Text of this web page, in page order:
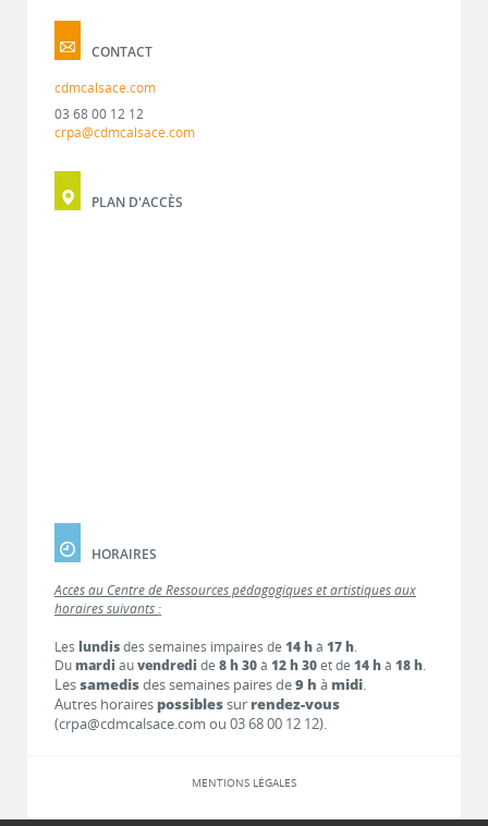
CONTACT
cdmcalsace.com
03 68 00 12 12
crpa@cdmcalsace.com
PLAN D'ACCÈS
HORAIRES
Accès au Centre de Ressources pédagogiques et artistiques aux
horaires suivants :
Les lundisdes semaines impaires de 14 hà 17 h.
Dumardi auvendredi de 8 h 30à 12 h 30et de 14 hà 18 h.
Lessamedisdes semaines paires de9 h à midi.
Autres horaires possiblessur rendez-vous
(crpa@cdmcalsace.com ou 03 68 00 12 12).
MENTIONS LÉGALES